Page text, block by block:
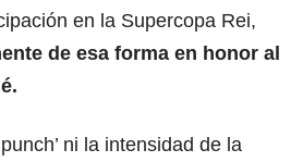
en la Supercopa Rei,
de esa forma en honor al
ni la intensidad de la